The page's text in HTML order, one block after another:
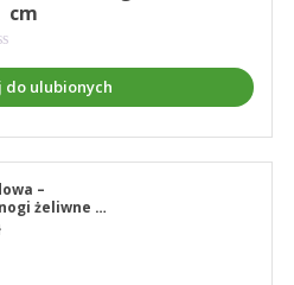
cm
do ulubionych
–
nogi żeliwne z
150 cm